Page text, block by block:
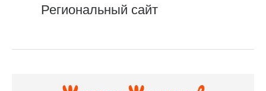
Региональный сайт